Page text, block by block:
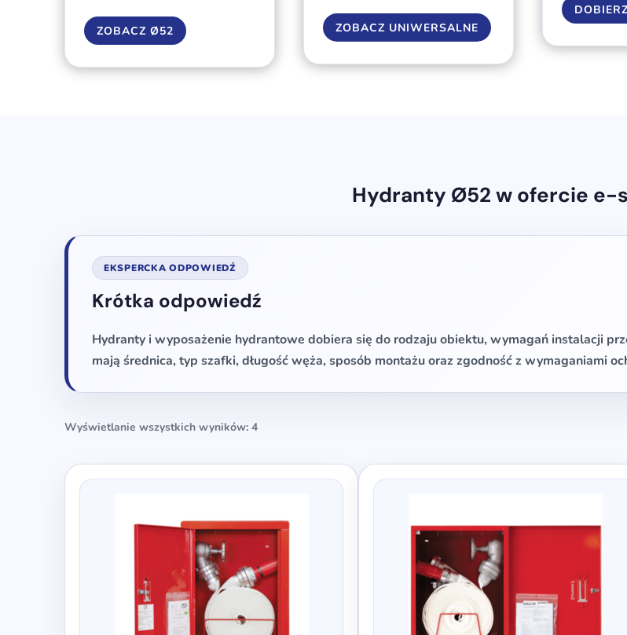
ZOBACZ Ø52 ZOBACZ UNIWERSALNE
Hydranty Ø52 w ofercie e-
EKSPERCKA ODPOWIEDŹ
Krótka odpowiedź
Hydranty i wyposażenie hydrantowe dobiera się do rodzaju obiektu, wymagań instalacji
mają średnica, typ szafki, długość węża, sposób montażu oraz zgodność z wymaganiami
Wyświetlanie wszystkich wyników: 4